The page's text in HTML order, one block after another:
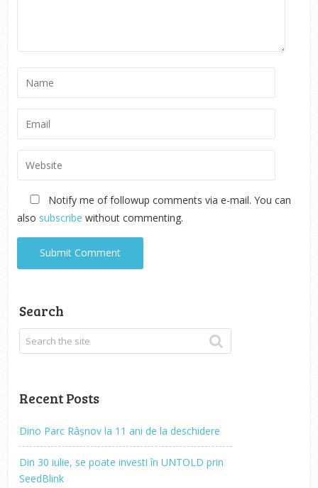
Notify me of followup comments via e-mail. You can
also subscribe without commenting.
Search
Recent Posts
Dino Parc Râșnov la 11 ani de la deschidere
Din 30 iulie, se poate investi în UNTOLD prin
SeedBlink